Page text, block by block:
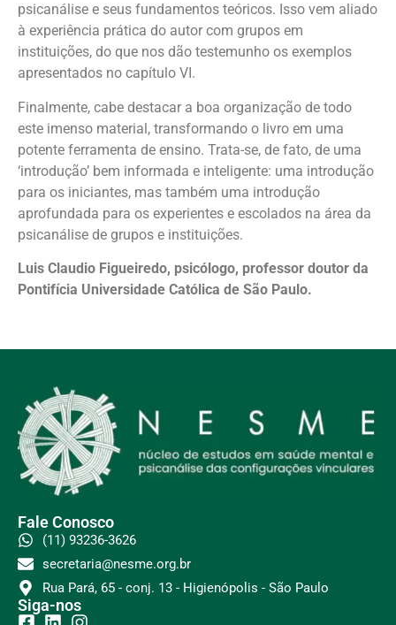
psicanálise e seus fundamentos teóricos. Isso vem aliado
à experiência prática do autor com grupos em
instituições, do que nos dão testemunho os exemplos
apresentados no capítulo VI.
Finalmente, cabe destacar a boa organização de todo
este imenso material, transformando o livro em uma
potente ferramenta de ensino. Trata-se, de fato, de uma
‘introdução’ bem informada e inteligente: uma introdução
para os iniciantes, mas também uma introdução
aprofundada para os experientes e escolados na área da
psicanálise de grupos e instituições.
Luis Claudio Figueiredo, psicólogo, professor doutor da
Pontifícia Universidade Católica de São Paulo.
Fale Conosco
(11) 93236-3626
secretaria@nesme.org.br
Rua Pará, 65 - conj. 13 - Higienópolis - São Paulo
Siga-nos